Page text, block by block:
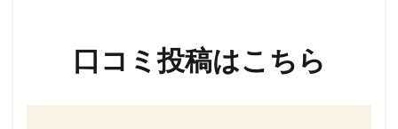
口コミ投稿はこちら